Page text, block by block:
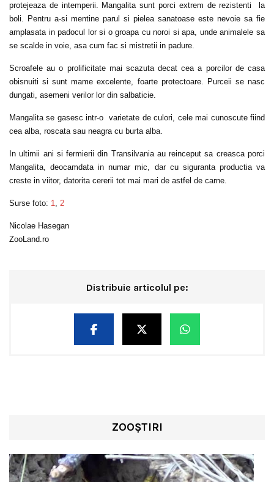
protejeaza de intemperii. Mangalita sunt porci extrem de rezistenti la
boli. Pentru a-si mentine parul si pielea sanatoase este nevoie sa fie
amplasata in padocul lor si o groapa cu noroi si apa, unde animalele sa
se scalde in voie, asa cum fac si mistretii in padure.
Scroafele au o prolificitate mai scazuta decat cea a porcilor de casa
obisnuiti si sunt mame excelente, foarte protectoare. Purceii se nasc
dungati, asemeni verilor lor din salbaticie.
Mangalita se gasesc intr-o varietate de culori, cele mai cunoscute fiind
cea alba, roscata sau neagra cu burta alba.
In ultimii ani si fermierii din Transilvania au reinceput sa creasca porci
Mangalita, deocamdata in numar mic, dar cu siguranta productia va
creste in viitor, datorita cererii tot mai mari de astfel de carne.
Surse foto: 1, 2
Nicolae Hasegan
ZooLand.ro
Distribuie articolul pe:
ZOOȘTIRI